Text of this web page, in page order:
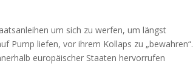
um sich zu werfen, um längst
Pump liefen, vor ihrem Kollaps zu „bewahren“.
europäischer Staaten hervorrufen